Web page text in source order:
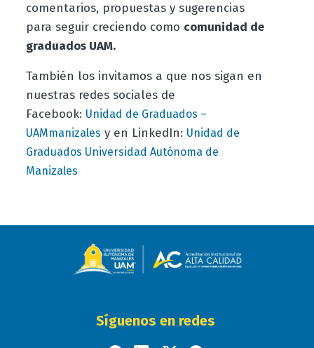
comentarios, propuestas y sugerencias
para seguir creciendo como comunidad de
graduados UAM.
También los invitamos a que nos sigan en
nuestras redes sociales de
Facebook: Unidad de Graduados –
UAMmanizales y en LinkedIn: Unidad de
Graduados Universidad Autónoma de
Manizales
Síguenos en redes